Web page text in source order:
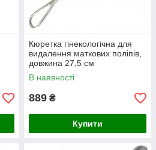
Кюретка гінекологічна для
видалення маткових поліпів,
довжина 27,5 см
В наявності
889 ₴
Купити